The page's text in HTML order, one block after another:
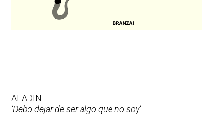
ALADIN
‘Debo dejar de ser algo que no soy’